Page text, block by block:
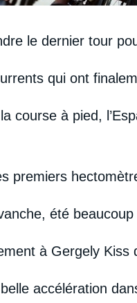
le dernier tour
qui ont
course à pied,
premiers
été
à Gergely Kiss
accélération